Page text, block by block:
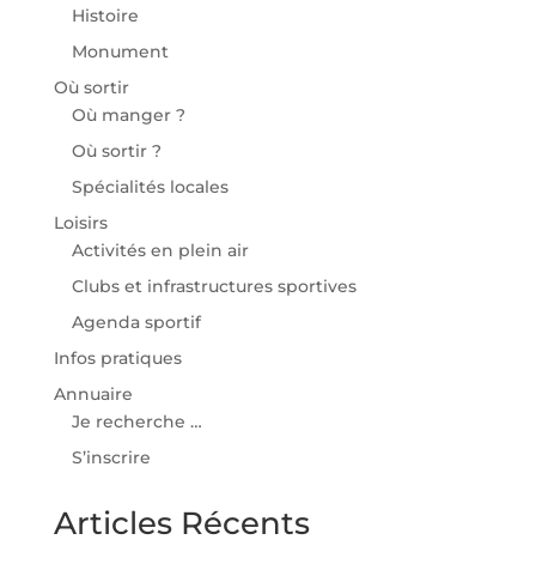
Histoire
Monument
Où sortir
Où manger ?
Où sortir ?
Spécialités locales
Loisirs
Activités en plein air
Clubs et infrastructures sportives
Agenda sportif
Infos pratiques
Annuaire
Je recherche …
S’inscrire
Articles Récents